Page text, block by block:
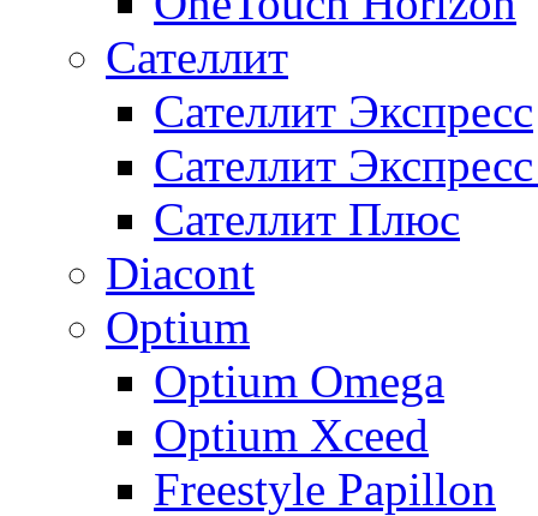
Сателлит
Сателлит Экспресс
Сателлит
Сателлит Плюс
Diacont
Optium
Optium Omega
Optium Xceed
Freestyle Papillon